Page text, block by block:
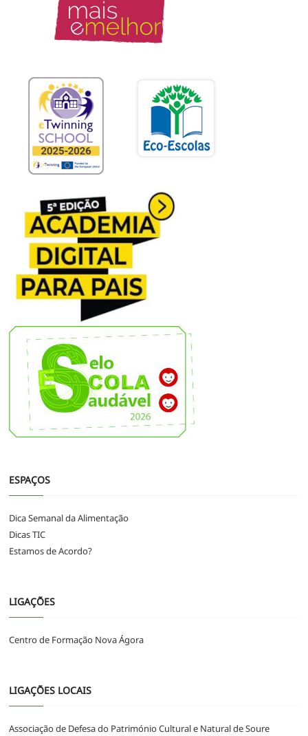
ESPAÇOS
Dica Semanal da Alimentação
Dicas TIC
Estamos de Acordo?
LIGAÇÕES
Centro de Formação Nova Ágora
LIGAÇÕES LOCAIS
Associação de Defesa do Património Cultural e Natural de Soure